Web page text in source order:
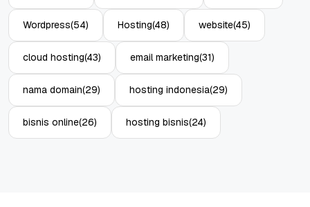
Wordpress(54) Hosting(48) website(45)
cloud hosting(43) email marketing(31)
nama domain(29) hosting indonesia(29)
bisnis online(26) hosting bisnis(24)